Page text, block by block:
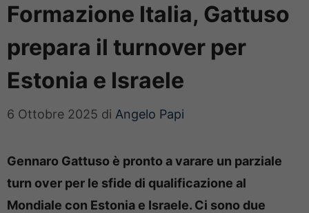
Formazione Italia, Gattuso
prepara il turnover per
Estonia e Israele
6 Ottobre 2025 di Angelo Papi
Gennaro Gattuso è pronto a varare un parziale
turn over per le sfide di qualificazione al
Mondiale con Estonia e Israele. Ci sono due